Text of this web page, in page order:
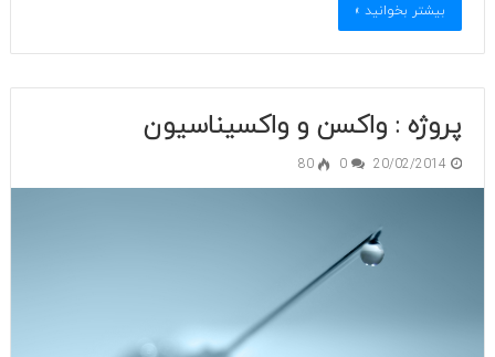
بیشتر بخوانید »
پروژه : واکسن و واکسیناسیون
20/02/2014
0
80